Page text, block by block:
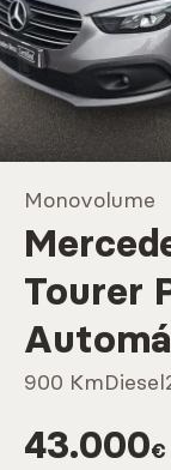
Monovolume
Tourer
900 KmDiesel
43.000€
Marcas
Serviços